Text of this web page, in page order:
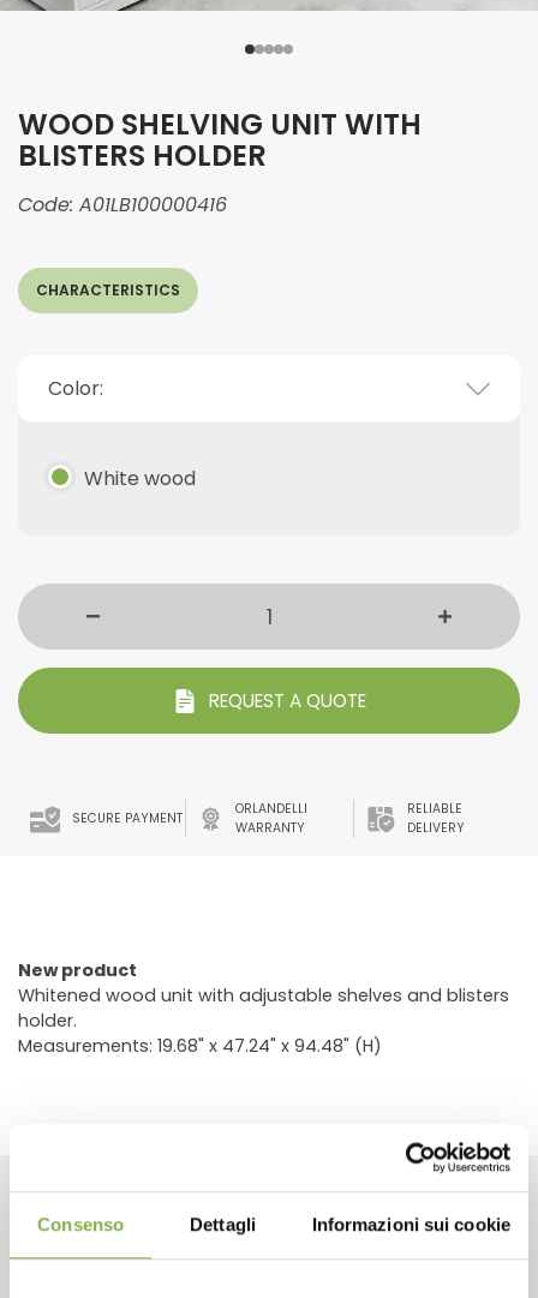
Consenso Dettagli Informazioni sui cookie
WOOD SHELVING UNIT WITH
BLISTERS HOLDER
Code: A01LB100000416
CHARACTERISTICS
Color:
White wood
REQUEST A QUOTE
SECURE PAYMENT
ORLANDELLI
WARRANTY
RELIABLE
DELIVERY
New product
Whitened wood unit with adjustable shelves and blisters
holder.
Measurements: 19.68" x 47.24" x 94.48" (H)
RELATED PRODUCTS